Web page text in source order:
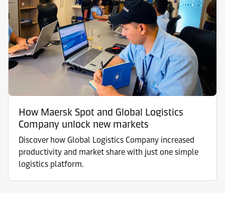
How Maersk Spot and Global Logistics
Company unlock new markets
Discover how Global Logistics Company increased
productivity and market share with just one simple
logistics platform.